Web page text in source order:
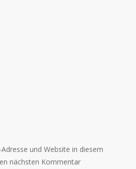
und Website in diesem
nächsten Kommentar